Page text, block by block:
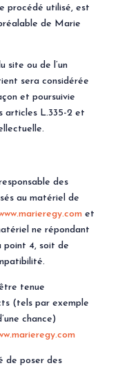
procédé utilisé, est
de Marie
site ou de l’un
sera considérée
et poursuivie
articles L.335-2 et
des
au matériel de
et
ne répondant
point 4, soit de
tenue
(tels par exemple
chance)
de poser des